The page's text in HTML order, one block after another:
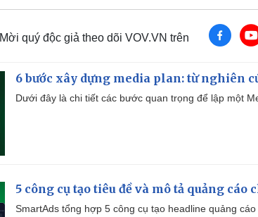
Mời quý độc giả theo dõi VOV.VN trên
6 bước xây dựng media plan: từ nghiên
Dưới đây là chi tiết các bước quan trọng để lập một
5 công cụ tạo tiêu đề và mô tả quảng cáo
SmartAds tổng hợp 5 công cụ tạo headline quảng